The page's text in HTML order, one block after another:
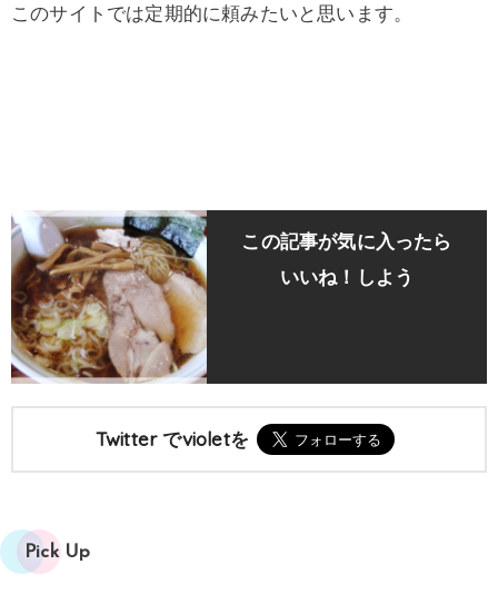
このサイトでは定期的に頼みたいと思います。
この記事が気に入ったら
いいね！しよう
Twitter でvioletを
Pick Up